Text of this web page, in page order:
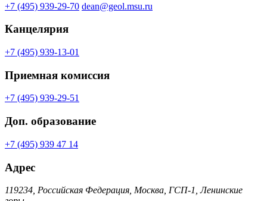
+7 (495) 939-29-70 dean@geol.msu.ru
Канцелярия
+7 (495) 939-13-01
Приемная комиссия
+7 (495) 939-29-51
Доп. образование
+7 (495) 939 47 14
Адрес
119234, Российская Федерация, Москва, ГСП-1, Ленинские